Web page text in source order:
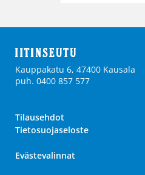
Kauppakatu 6, 47400 Kausala
puh. 0400 857 577
Tilausehdot
Tietosuojaseloste
Evästevalinnat